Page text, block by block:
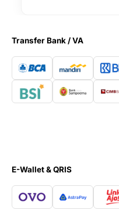
Transfer Bank / VA
E-Wallet & QRIS